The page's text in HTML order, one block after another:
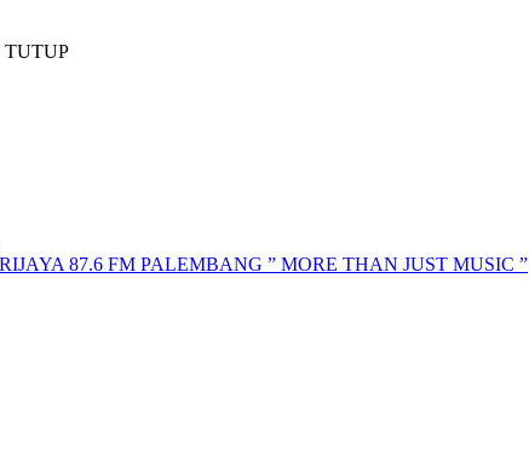
TUTUP
87.6 FM PALEMBANG ” MORE THAN JUST MUSIC ”